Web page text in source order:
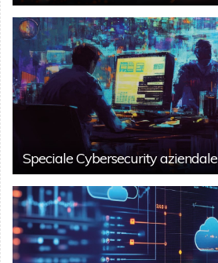
Speciale Cybersecurity aziendale